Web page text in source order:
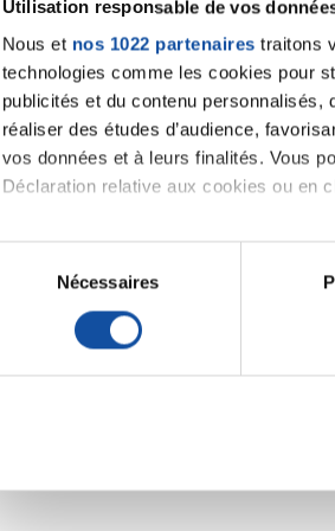
Utilisation responsable de vos
Nous et nos 1022 partenaires traitons
technologies comme les cookies pour
publicités et du contenu personnalisés,
réaliser des études d’audience,
vos données et à leurs finalités. Vous
Déclaration relative aux cookies ou en
Si vous le permettez, nous aimerions
Collecter des informations sur
digitales).
Pour en savoir plus sur le traitement
. Vous pouvez modifier ou
Nécessaires